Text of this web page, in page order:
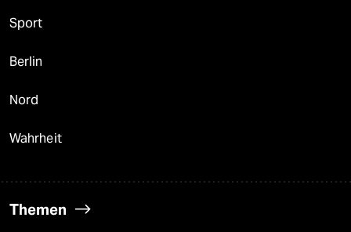
Sport
Berlin
Nord
Wahrheit
Themen